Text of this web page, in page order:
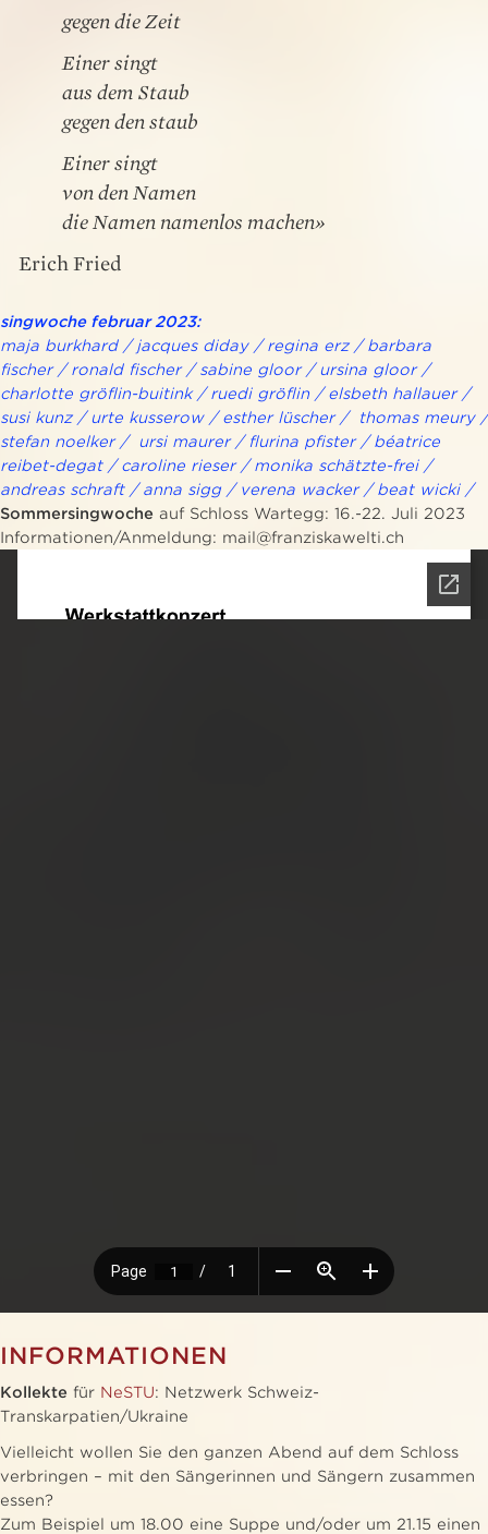
gegen die Zeit
Einer singt
aus dem Staub
gegen den staub
Einer singt
von den Namen
die Namen namenlos machen»
Erich Fried
singwoche februar 2023:
maja burkhard / jacques diday / regina erz / barbara
fischer / ronald fischer / sabine gloor / ursina gloor /
charlotte gröflin-buitink / ruedi gröflin / elsbeth hallauer /
susi kunz / urte kusserow / esther lüscher / thomas meury /
stefan noelker / ursi maurer / flurina pfister / béatrice
reibet-degat / caroline rieser / monika schätzte-frei /
andreas schraft / anna sigg / verena wacker / beat wicki /
Sommersingwoche auf Schloss Wartegg: 16.-22. Juli 2023
Informationen/Anmeldung: mail@franziskawelti.ch
INFORMATIONEN
Kollekte für NeSTU: Netzwerk Schweiz-
Transkarpatien/Ukraine
Vielleicht wollen Sie den ganzen Abend auf dem Schloss
verbringen – mit den Sängerinnen und Sängern zusammen
essen?
Zum Beispiel um 18.00 eine Suppe und/oder um 21.15 einen